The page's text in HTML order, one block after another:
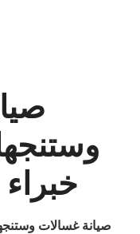
صيانة غسالات